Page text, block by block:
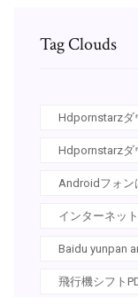
Tag Clouds
Hdpornstarzダ
Hdpornstarzダ
Androidフォン
インターネッ
Baidu yunpan
飛行機シフト